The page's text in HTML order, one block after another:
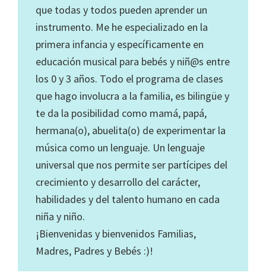
que todas y todos pueden aprender un
instrumento. Me he especializado en la
primera infancia y específicamente en
educación musical para bebés y niñ@s entre
los 0 y 3 años. Todo el programa de clases
que hago involucra a la familia, es bilingüe y
te da la posibilidad como mamá, papá,
hermana(o), abuelita(o) de experimentar la
música como un lenguaje. Un lenguaje
universal que nos permite ser partícipes del
crecimiento y desarrollo del carácter,
habilidades y del talento humano en cada
niña y niño.
¡Bienvenidas y bienvenidos Familias,
Madres, Padres y Bebés :)!